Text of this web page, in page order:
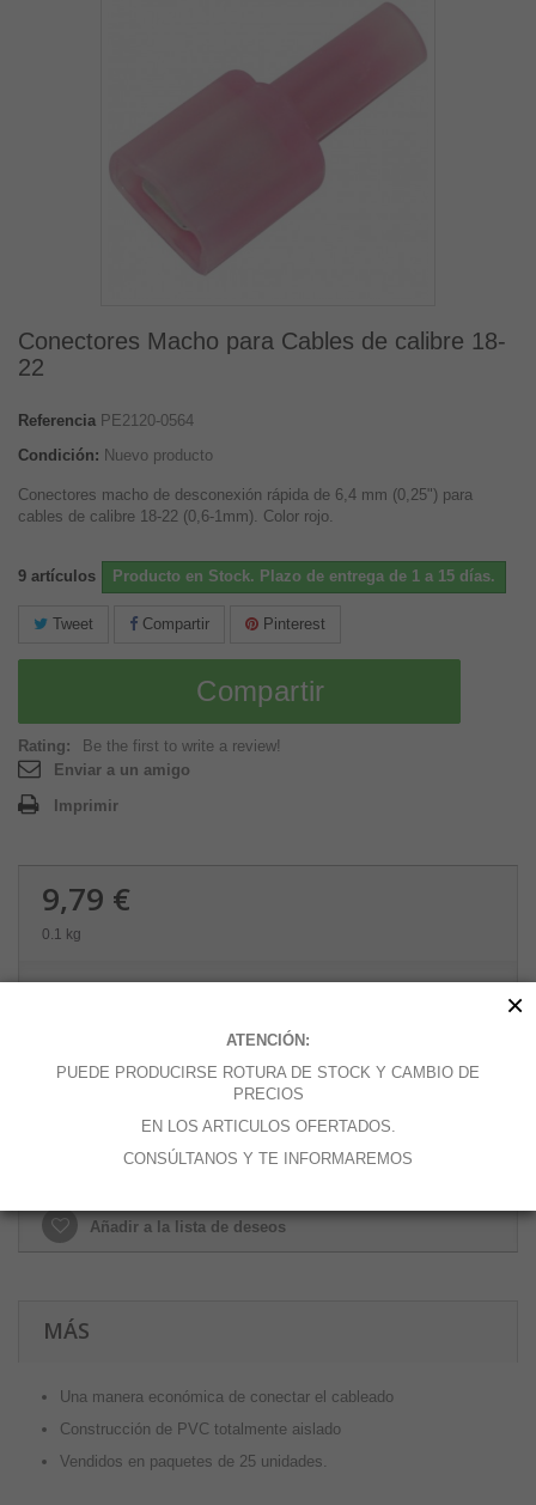
Conectores Macho para Cables de calibre 18-
22
Referencia PE2120-0564
Condición: Nuevo producto
Conectores macho de desconexión rápida de 6,4 mm (0,25") para
cables de calibre 18-22 (0,6-1mm). Color rojo.
9 artículos Producto en Stock. Plazo de entrega de 1 a 15 días.
Tweet Compartir Pinterest
Compartir
Rating:
Be the first to write a review!
Enviar a un amigo
Imprimir
9,79 €
0.1 kg
Añadir a la lista de deseos
MÁS
Una manera económica de conectar el cableado
Construcción de PVC totalmente aislado
Vendidos en paquetes de 25 unidades.
ATENCIÓN:
PUEDE PRODUCIRSE ROTURA DE STOCK Y CAMBIO DE
PRECIOS
EN LOS ARTICULOS OFERTADOS.
CONSÚLTANOS Y TE INFORMAREMOS
×